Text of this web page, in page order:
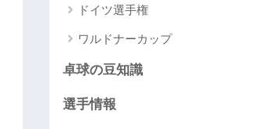
ドイツ選手権
ワルドナーカップ
卓球の豆知識
選手情報